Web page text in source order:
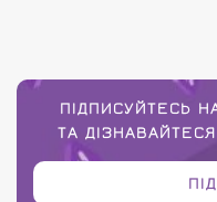
ПІДПИСУЙТЕСЬ
ТА